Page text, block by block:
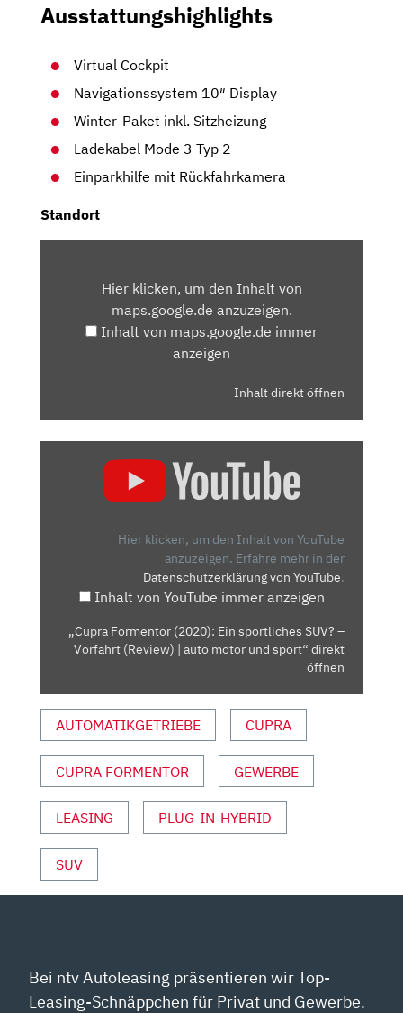
Ausstattungshighlights
Virtual Cockpit
Navigationssystem 10″ Display
Winter-Paket inkl. Sitzheizung
Ladekabel Mode 3 Typ 2
Einparkhilfe mit Rückfahrkamera
Standort
MAPS.GOOGLE.DEHier klicken, um den Inhalt von
maps.google.de anzuzeigen.
Inhalt von maps.google.de immer
anzeigen
Inhalt direkt öffnen
FORMENTOR
SPORTLICHES
VORFAHRT
(REVIEW)
UND
SPORT“
VON
YOUTUBE
Hier klicken, um den Inhalt von YouTube
anzuzeigen. Erfahre mehr in der
Datenschutzerklärung von YouTube.
Inhalt von YouTube immer anzeigen
„Cupra Formentor (2020): Ein sportliches SUV? –
Vorfahrt (Review) | auto motor und sport“ direkt
öffnen
AUTOMATIKGETRIEBE CUPRA
CUPRA FORMENTOR GEWERBE
LEASING PLUG-IN-HYBRID
SUV
Bei ntv Autoleasing präsentieren wir Top-
Leasing-Schnäppchen für Privat und Gewerbe.